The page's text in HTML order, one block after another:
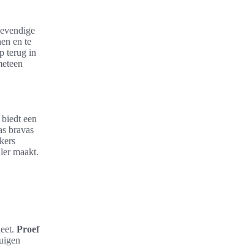
en te
terug in
een
bravas
maakt.
Proef